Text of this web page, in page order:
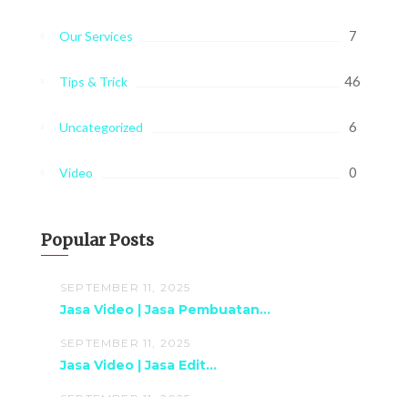
Our Services 7
Tips & Trick 46
Uncategorized 6
Video 0
Popular Posts
SEPTEMBER 11, 2025
Jasa Video | Jasa Pembuatan...
SEPTEMBER 11, 2025
Jasa Video | Jasa Edit...